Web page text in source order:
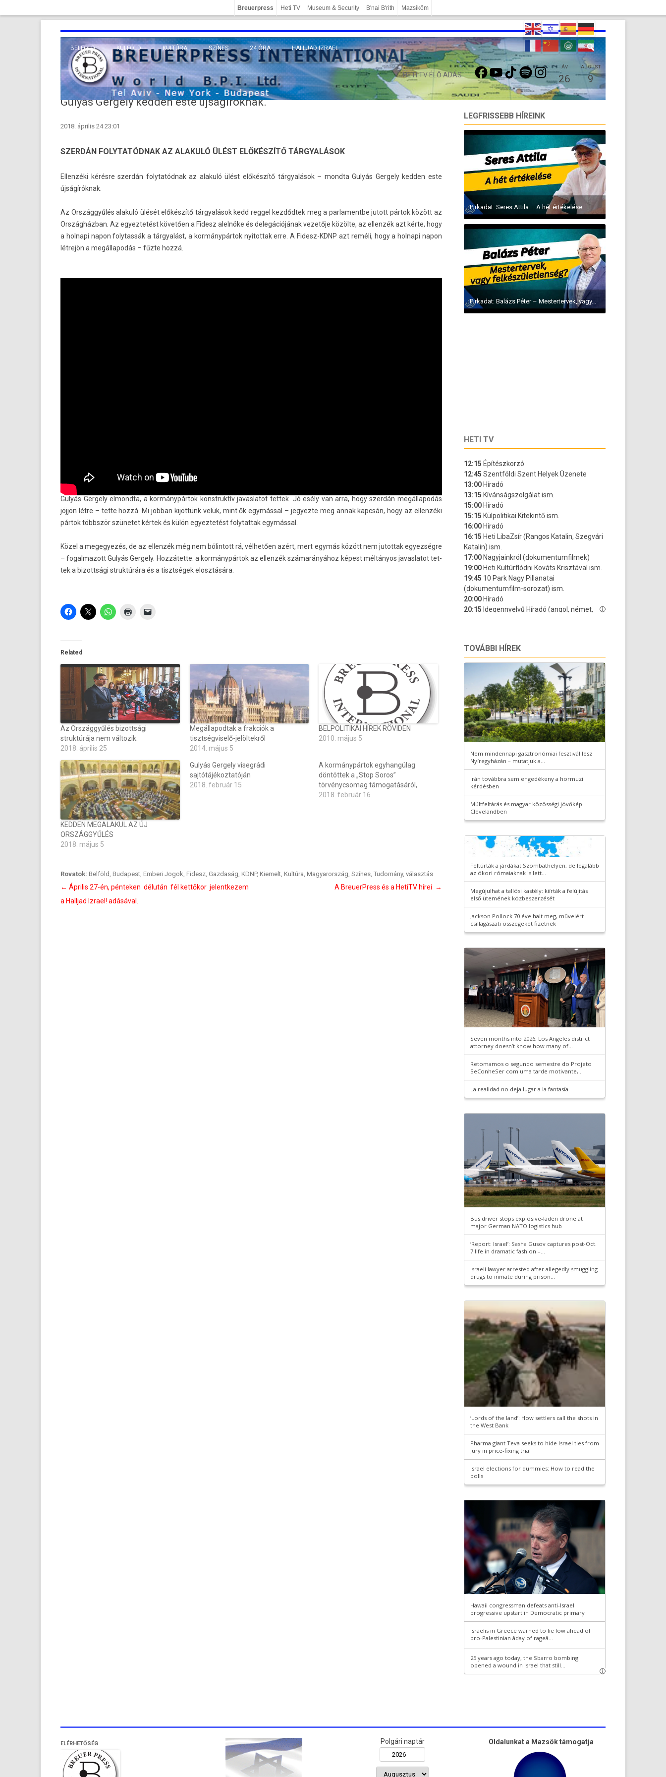
Breuerpress Heti TV Museum & Security B'nai B'rith Mazsiköm
BELFÖLD KÜLFÖLD
EURÓPA
KÖZEL-KELET
TENGERENTÚL
KULTÚRA
TUDOMÁNY
VALLÁS
SZÍNES 24 ÓRA HALLJAD IZRAEL
HETI TV ÉLŐ ADÁS
FACEBOOKYOUTUBETIKTOKSPOTIFYINSTAGRAMÁV
26
AUGUST
9
Gulyás Gergely kedden este újságíróknak.
2018. április 24 23:01
SZERDÁN FOLYTATÓDNAK AZ ALAKULÓ ÜLÉST ELŐKÉSZÍTŐ TÁRGYALÁSOK
El­lenzéki kérésre szerdán folytatód­nak az al­akuló ülést előkészítő tárgyalások – mondta Gulyás Ger­ge­ly kedd­en este
újságíróknak.
Az Országgyűlés al­akuló ülését előkészítő tárgyalások kedd re­ggel kezdődtek meg a par­lamentbe jutott pártok között az
Országházban. Az egyez­tetést követően a Fidesz alelnöke és delegációjának vezetője közölte, az el­lenzék azt kérte, hogy
a hol­napi napon folytas­sák a tárgyalást, a kormánypártok nyitot­tak erre. A Fidesz-KDNP azt reméli, hogy a hol­napi napon
létrejön a megál­lapodás – fűzte hozzá.
Gulyás Ger­ge­ly el­mondta, a kormánypártok konstruk­tív javas­latot tet­tek. Jó esély van arra, hogy szerdán megál­lapodás
jöjjön létre – tette hozzá. Mi job­ban kijöttünk velük, mint ők egymással – jegyez­te meg annak kapcsán, hogy az el­lenzéki
pártok többször szünetet kértek és külön egyez­tetést folytat­tak egymással.
Közel a megegyezés, de az el­lenzék még nem bólin­tott rá, vélhetően azért, mert egymás között nem jutot­tak egyez­ségre
– fogal­mazott Gulyás Ger­ge­ly. Hozzátette: a kormánypártok az el­lenzék számarányához képest méltányos javas­latot tet­
tek a bi­zottsági struk­túrára és a tisztségek elosztására.
Related
Az Országgyűlés bizottsági
struktúrája nem változik.
2018. április 25
Megállapodtak a frakciók a
tisztségviselő-jelöltekről
2014. május 5
BELPOLITIKAI HÍREK RÖVIDEN
2010. május 5
KEDDEN MEGALAKUL AZ ÚJ
ORSZÁGGYŰLÉS
2018. május 5
Gulyás Gergely visegrádi
sajtótájékoztatóján
2018. február 15
A kormánypártok egyhangúlag
döntöttek a „Stop Soros”
törvénycsomag támogatásáról,
2018. február 16
Rovatok: Belföld, Budapest, Emberi Jogok, Fidesz, Gazdaság, KDNP, Kiemelt, Kultúra, Magyarország, Színes, Tudomány, választás
Bejegyzés
navigáció
← Április 27-én, pénteken délután fél kettőkor jelentkezem
a Halljad Izrael! adásával.
A BreuerPress és a HetiTV hírei →
LEGFRISSEBB HÍREINK
Pirkadat: Seres Attila – A hét értékelése
Pirkadat: Balázs Péter – Mestertervek, vagy...
HETI TV
TOVÁBBI HÍREK
ELÉRHETŐSÉG Polgári naptár Oldalunkat a Mazsök támogatja